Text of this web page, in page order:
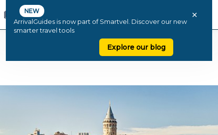
NEW
ArrivalGuides is now part of Smartvel. Discover our new
smarter travel tools
Explore our blog
×